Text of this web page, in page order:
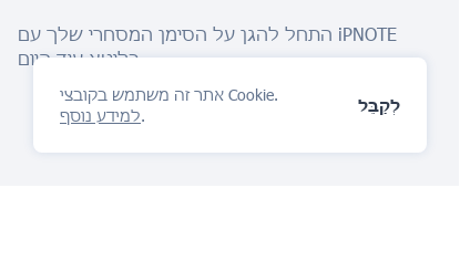
אתר זה משתמש בקובצי Cookie.
למידע נוסף.
לְקַבֵּל
התחל להגן על הסימן המסחרי שלך עם iPNOTE
בליטא עוד היום.